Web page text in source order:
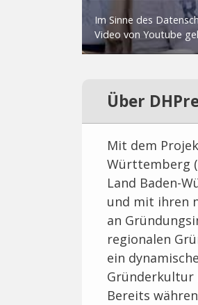
Über
Mit dem
Württemberg
Land Baden-
und mit ihren
an
regionalen
ein
Gründerkultur
Bereits